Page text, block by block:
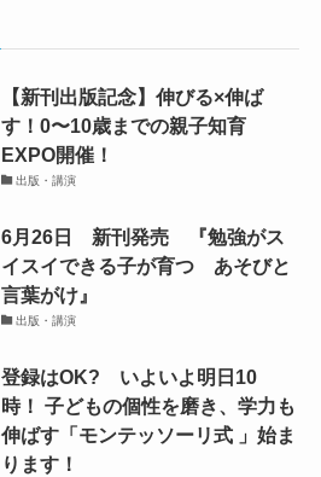
【新刊出版記念】伸びる×伸ば
す！0〜10歳までの親子知育
EXPO開催！
出版・講演
6月26日 新刊発売 『勉強がス
イスイできる子が育つ あそびと
言葉がけ』
出版・講演
登録はOK? いよいよ明日10
時！ 子どもの個性を磨き、学力も
伸ばす「モンテッソーリ式 」始ま
ります！